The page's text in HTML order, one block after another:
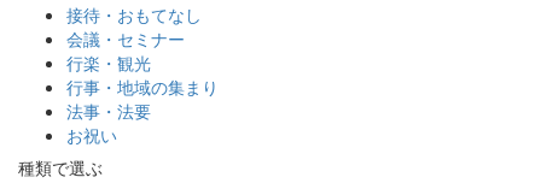
接待・おもてなし
会議・セミナー
行楽・観光
行事・地域の集まり
法事・法要
お祝い
種類で選ぶ